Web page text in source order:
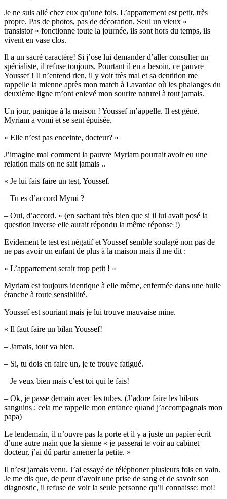
Je ne suis allé chez eux qu’une fois. L’appartement est petit, très
propre. Pas de photos, pas de décoration. Seul un vieux »
transistor » fonctionne toute la journée, ils sont hors du temps, ils
vivent en vase clos.
Il a un sacré caractère! Si j’ose lui demander d’aller consulter un
spécialiste, il refuse toujours. Pourtant il en a besoin, ce pauvre
Youssef ! Il n’entend rien, il y voit très mal et sa dentition me
rappelle la mienne après mon match à Lavardac où les phalanges du
deuxième ligne m’ont enlevé mon sourire naturel à tout jamais.
Un jour, panique à la maison ! Youssef m’appelle. Il est gêné.
Myriam a vomi et se sent épuisée.
« Elle n’est pas enceinte, docteur? »
J’imagine mal comment la pauvre Myriam pourrait avoir eu une
relation mais on ne sait jamais ..
« Je lui fais faire un test, Youssef.
– Tu es d’accord Mymi ?
– Oui, d’accord. » (en sachant très bien que si il lui avait posé la
question inverse elle aurait répondu la même réponse !)
Evidement le test est négatif et Youssef semble soulagé non pas de
ne pas avoir un enfant de plus à la maison mais il me dit :
« L’appartement serait trop petit ! »
Myriam est toujours identique à elle même, enfermée dans une bulle
étanche à toute sensibilité.
Youssef est souriant mais je lui trouve mauvaise mine.
« Il faut faire un bilan Youssef!
– Jamais, tout va bien.
– Si, tu dois en faire un, je te trouve fatigué.
– Je veux bien mais c’est toi qui le fais!
– Ok, je passe demain avec les tubes. (J’adore faire les bilans
sanguins ; cela me rappelle mon enfance quand j’accompagnais mon
papa)
Le lendemain, il n’ouvre pas la porte et il y a juste un papier écrit
d’une autre main que la sienne « je passerai te voir au cabinet
docteur, j’ai dû partir amener la petite. »
Il n’est jamais venu. J’ai essayé de téléphoner plusieurs fois en vain.
Je me dis que, de peur d’avoir une prise de sang et de savoir son
diagnostic, il refuse de voir la seule personne qu’il connaisse: moi!